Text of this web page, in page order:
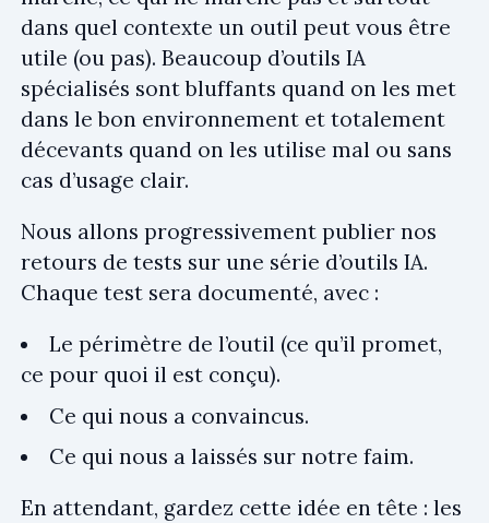
dans quel contexte un outil peut vous être
utile (ou pas). Beaucoup d’outils IA
spécialisés sont bluffants quand on les met
dans le bon environnement et totalement
décevants quand on les utilise mal ou sans
cas d’usage clair.
Nous allons progressivement publier nos
retours de tests sur une série d’outils IA.
Chaque test sera documenté, avec :
Le périmètre de l’outil (ce qu’il promet,
ce pour quoi il est conçu).
Ce qui nous a convaincus.
Ce qui nous a laissés sur notre faim.
En attendant, gardez cette idée en tête : les